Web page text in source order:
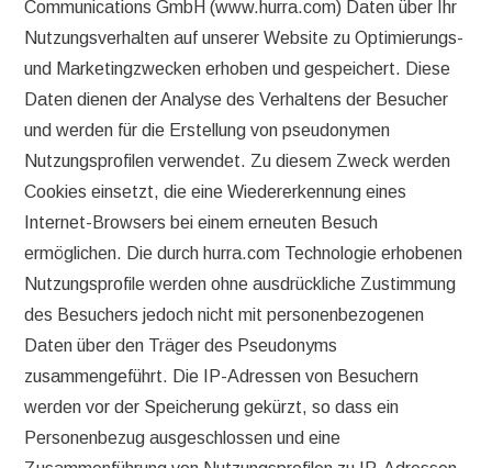
Communications GmbH (www.hurra.com) Daten über Ihr
Nutzungsverhalten auf unserer Website zu Optimierungs-
und Marketingzwecken erhoben und gespeichert. Diese
Daten dienen der Analyse des Verhaltens der Besucher
und werden für die Erstellung von pseudonymen
Nutzungsprofilen verwendet. Zu diesem Zweck werden
Cookies einsetzt, die eine Wiedererkennung eines
Internet-Browsers bei einem erneuten Besuch
ermöglichen. Die durch hurra.com Technologie erhobenen
Nutzungsprofile werden ohne ausdrückliche Zustimmung
des Besuchers jedoch nicht mit personenbezogenen
Daten über den Träger des Pseudonyms
zusammengeführt. Die IP-Adressen von Besuchern
werden vor der Speicherung gekürzt, so dass ein
Personenbezug ausgeschlossen und eine